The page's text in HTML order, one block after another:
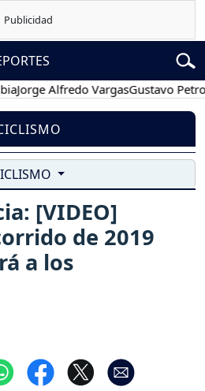
Alfredo VargasGustavo Petro
[VIDEO]
de 2019
a los